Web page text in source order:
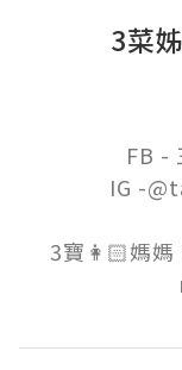
3菜
FB -
IG -
3寶👩🏻媽